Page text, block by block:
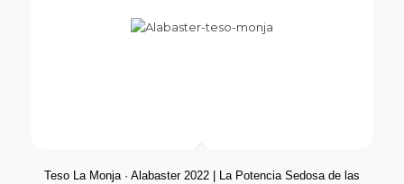
Teso La Monja · Alabaster 2022 | La Potencia Sedosa de las